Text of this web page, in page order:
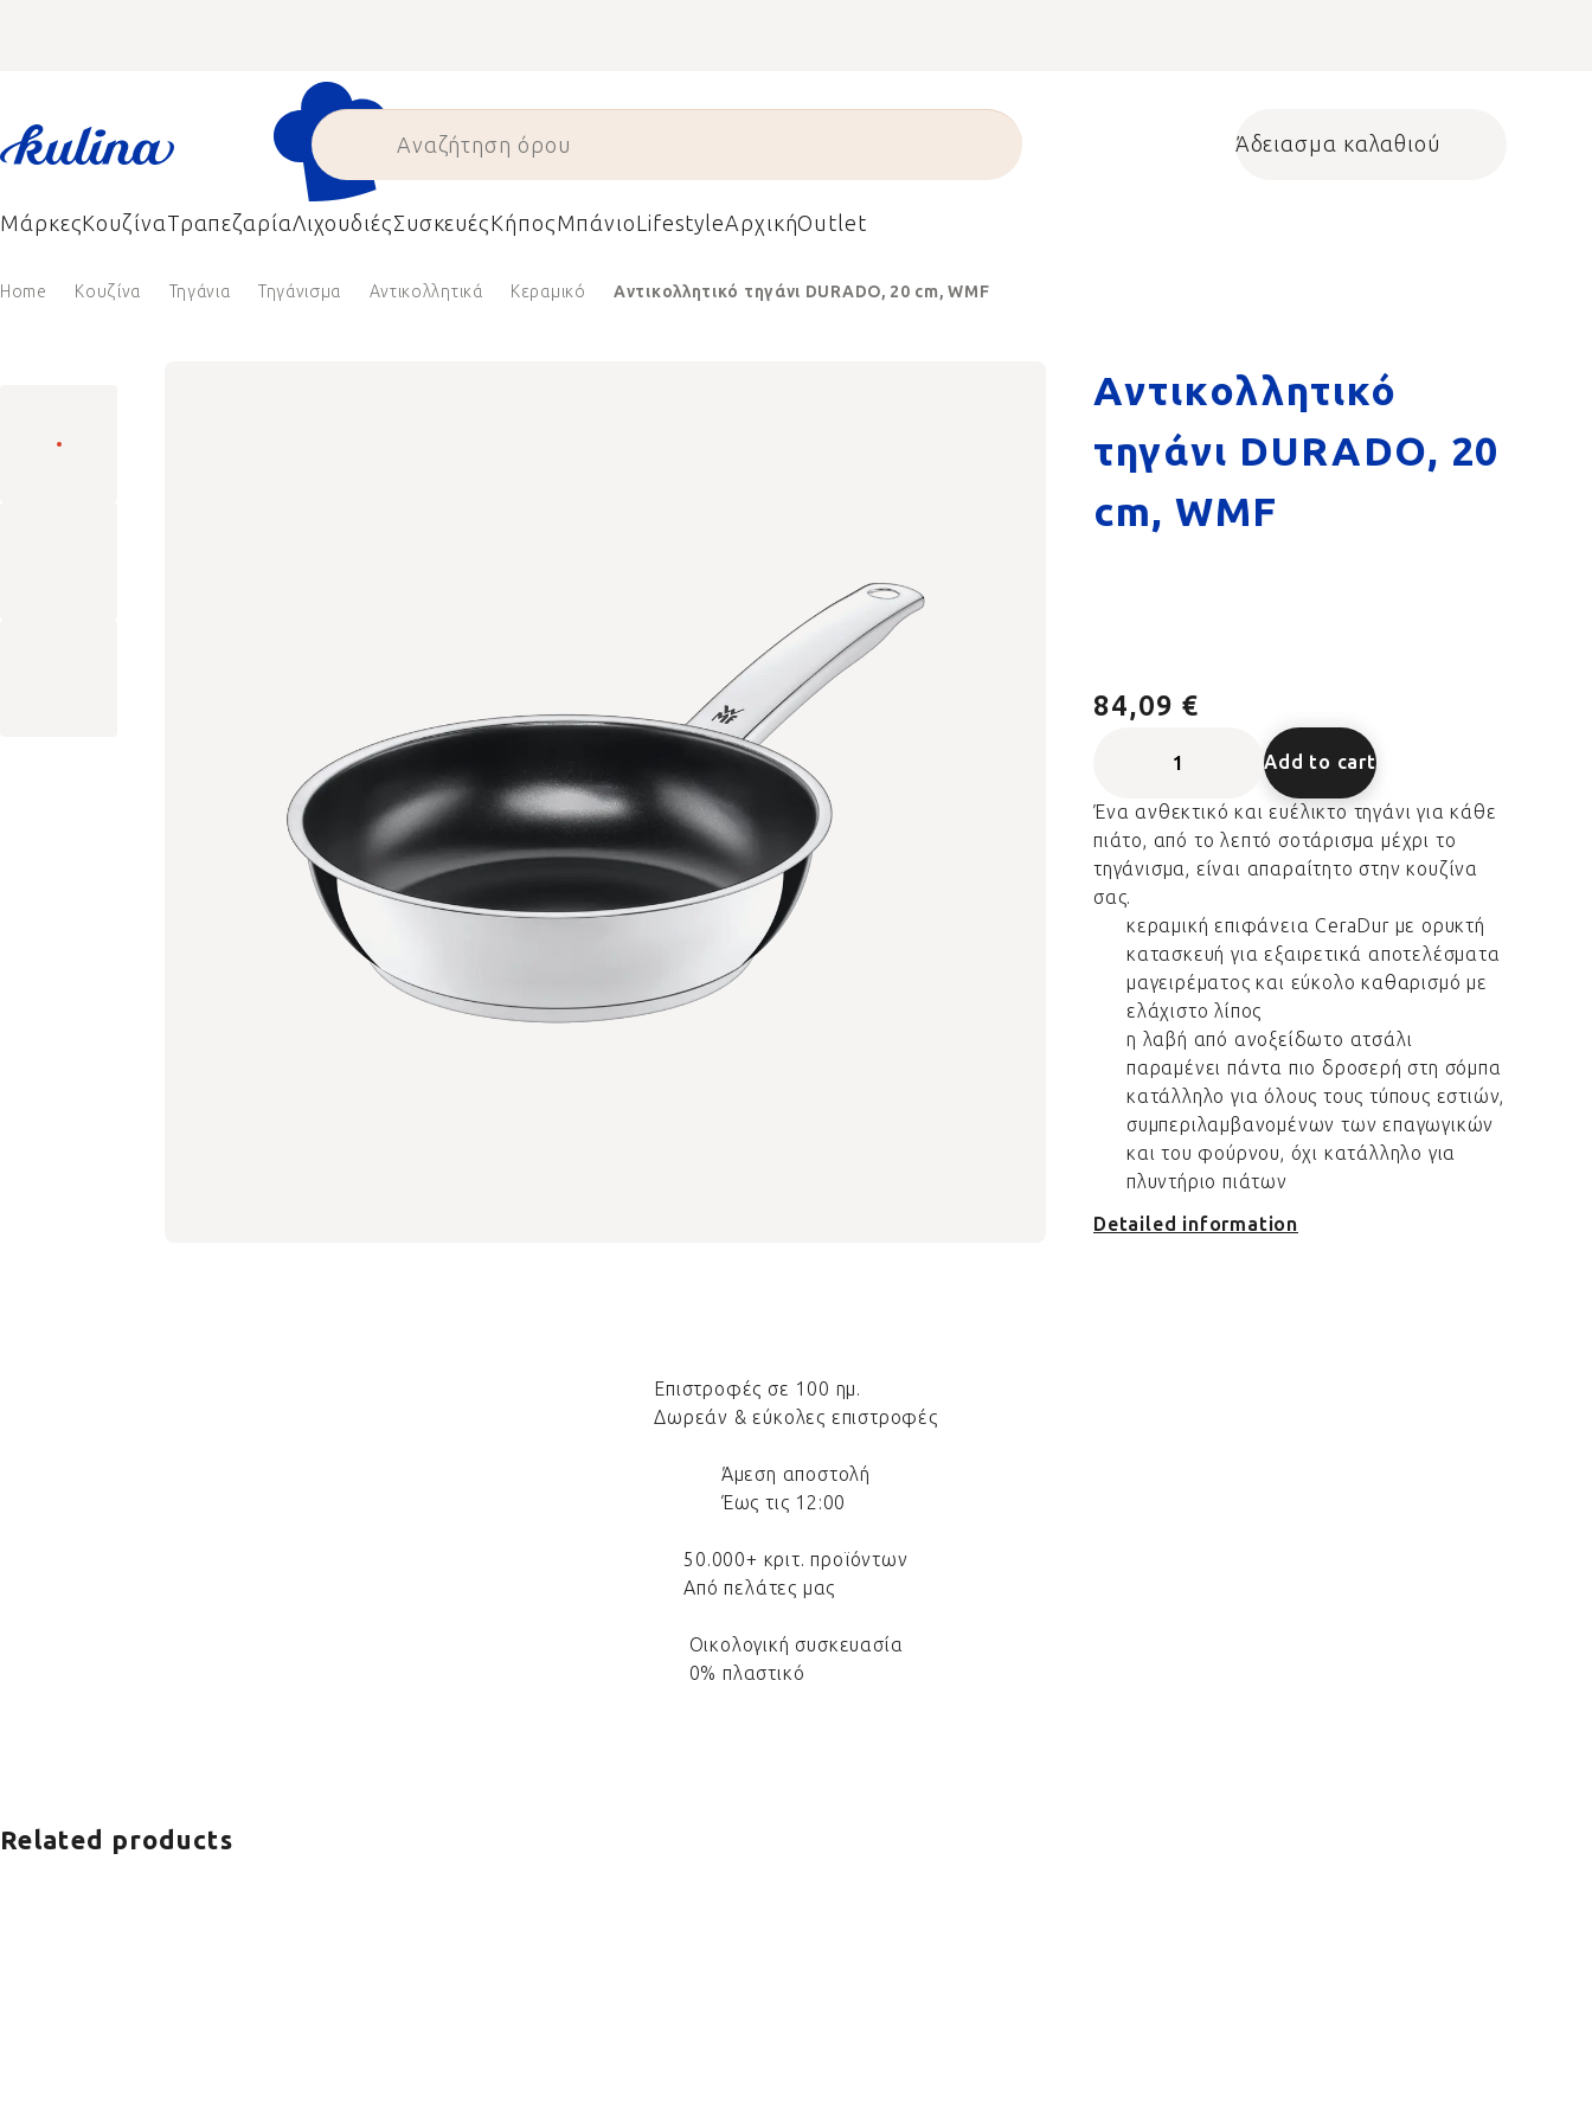
Shopping cart
Άδειασμα καλαθιού
ΜάρκεςΚουζίναΤραπεζαρίαΛιχουδιέςΣυσκευέςΚήποςΜπάνιοLifestyleΑρχικήOutlet
Home Κουζίνα Τηγάνια Τηγάνισμα Αντικολλητικά Κεραμικό Αντικολλητικό τηγάνι DURADO, 20 cm, WMF
Αντικολλητικό
τηγάνι DURADO, 20
cm, WMF
84,09 €
Add to cart
Ένα ανθεκτικό και ευέλικτο τηγάνι για κάθε
πιάτο, από το λεπτό σοτάρισμα μέχρι το
τηγάνισμα, είναι απαραίτητο στην κουζίνα
σας.
κεραμική επιφάνεια CeraDur με ορυκτή
κατασκευή για εξαιρετικά αποτελέσματα
μαγειρέματος και εύκολο καθαρισμό με
ελάχιστο λίπος
η λαβή από ανοξείδωτο ατσάλι
παραμένει πάντα πιο δροσερή στη σόμπα
κατάλληλο για όλους τους τύπους εστιών,
συμπεριλαμβανομένων των επαγωγικών
και του φούρνου, όχι κατάλληλο για
πλυντήριο πιάτων
Detailed information
Επιστροφές σε 100 ημ.
Δωρεάν & εύκολες επιστροφές
Άμεση αποστολή
Έως τις 12:00
50.000+ κριτ. προϊόντων
Από πελάτες μας
Οικολογική συσκευασία
0% πλαστικό
Related products